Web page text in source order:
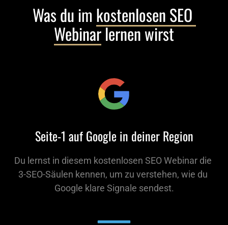
Was du im kostenlosen
Webinar lernen wirst
Seite-1 auf Google in deiner Region
Du lernst in diesem kostenlosen SEO Webinar die
3-SEO-Säulen kennen, um zu verstehen, wie du
Google klare Signale sendest.